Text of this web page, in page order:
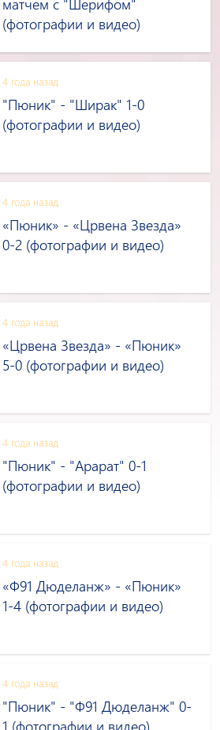
матчем с "Шерифом"
(фотографии и видео)
4 года назад
"Пюник" - "Ширак" 1-0
(фотографии и видео)
4 года назад
«Пюник» - «Црвена Звезда»
0-2 (фотографии и видео)
4 года назад
«Црвена Звезда» - «Пюник»
5-0 (фотографии и видео)
4 года назад
"Пюник" - "Арарат" 0-1
(фотографии и видео)
4 года назад
«Ф91 Дюделанж» - «Пюник»
1-4 (фотографии и видео)
4 года назад
"Пюник" - "Ф91 Дюделанж" 0-
1 (фотографии и видео)